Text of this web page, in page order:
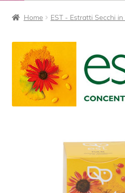
Home EST - Estratti Secchi